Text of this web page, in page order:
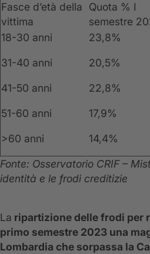
Fasce d’età della
vittima
Quota % I
semestre
18-30 anni
23,8%
31-40 anni 20,5%
41-50 anni 22,8%
51-60 anni 17,9%
>60 anni 14,4%
Fonte: Osservatorio CRIF –
identità e le frodi creditizie
La ripartizione delle frodi per
primo semestre 2023 una
Lombardia che sorpassa la